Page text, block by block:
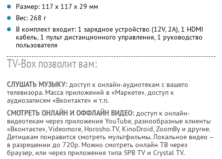
Размер: 117 х 117 х 29 мм
Вес: 268 г
В комплект входит: 1 зарядное устройство (12V, 2A), 1 HDMI
кабель, 1 пульт дистанционного управления, 1 руководство
пользователя
TV-Box позволит вам:
СЛУШАТЬ МУЗЫКУ: доступ к онлайн-аудиотекам с вашего
телевизора. Масса приложений в «Маркете», доступ к
аудиозаписям «Вконтакте» и т.п.
СМОТРЕТЬ ОНЛАЙН И ОФФЛАЙН ВИДЕО: доступ к онлайн-
видеотекам через приложения YouTube, разнообразные клиенты
«Вконтакте», Videomore, Horosho.TV, KinoDroid, ZoomBy и другие.
Детишкам понравится смотреть мультфильмы. Локальное видео –
в разрешении до 720p. Можно смотреть онлайн ТВ через
браузер, или через приложения типа SPB TV и Crystal TV.